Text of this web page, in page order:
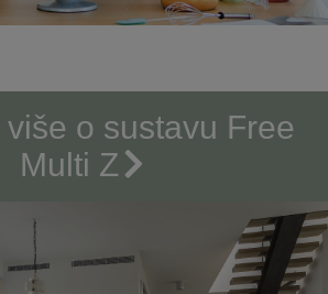
o sustavu Free
Multi Z